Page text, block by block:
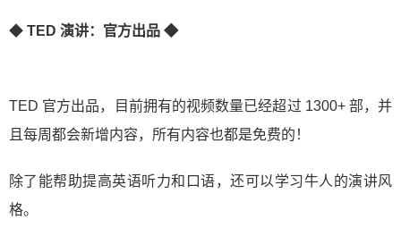
◆ TED 演讲：官方出品 ◆
TED 官方出品，目前拥有的视频数量已经超过 1300+ 部，并
且每周都会新增内容，所有内容也都是免费的！
除了能帮助提高英语听力和口语，还可以学习牛人的演讲风
格。